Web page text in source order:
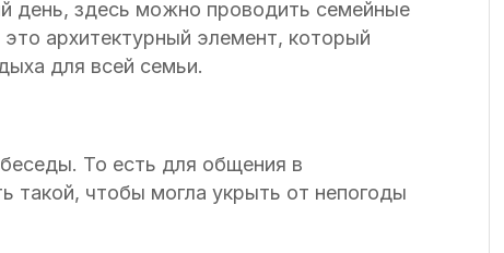
день, здесь можно проводить семейные
архитектурный элемент, который
для всей семьи.
То есть для общения в
чтобы могла укрыть от непогоды